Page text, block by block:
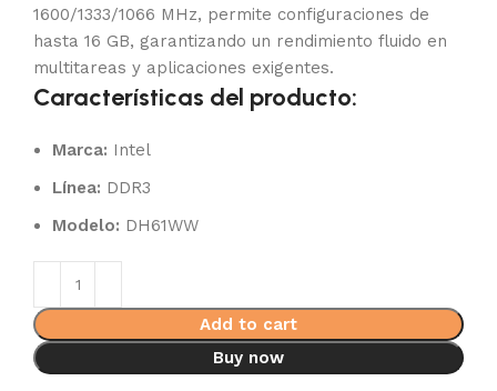
1600/1333/1066 MHz, permite configuraciones de
hasta 16 GB, garantizando un rendimiento fluido en
multitareas y aplicaciones exigentes.
Características del producto:
Marca: Intel
Línea: DDR3
Modelo: DH61WW
Add to cart
Buy now